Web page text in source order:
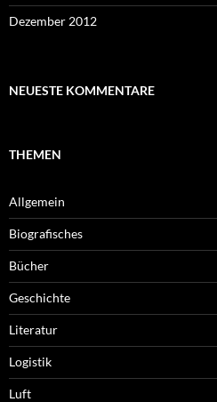
Dezember 2012
NEUESTE KOMMENTARE
THEMEN
Allgemein
Biografisches
Bücher
Geschichte
Literatur
Logistik
Luft